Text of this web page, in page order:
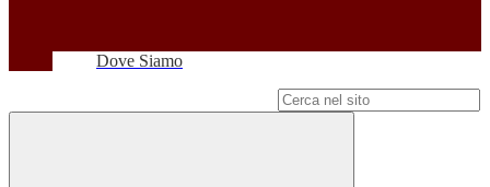
Dove Siamo